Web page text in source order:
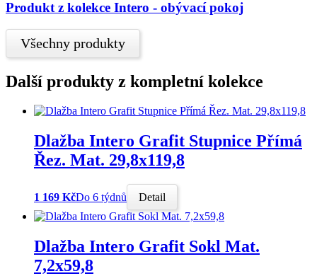
Produkt z kolekce Intero - obývací pokoj
Všechny produkty
Další produkty z kompletní kolekce
Dlažba Intero Grafit Stupnice Přímá
Řez. Mat. 29,8x119,8
1 169 KčDo 6 týdnů Detail
Dlažba Intero Grafit Sokl Mat.
7,2x59,8